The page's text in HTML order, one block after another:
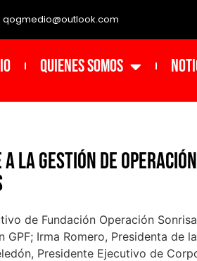
qogmedio@outlook.com
Quienes Somos
la gestión de